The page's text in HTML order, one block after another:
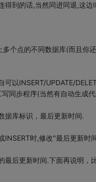
到的话,当然同进同退,这边
个点的不同数据库(而且你
以INSERT/UPDATE/
同步程序(当然有自动生成
据库标识，最后更新时间.
INSERT时,修改"最后更新时
后更新时间.下面再说明